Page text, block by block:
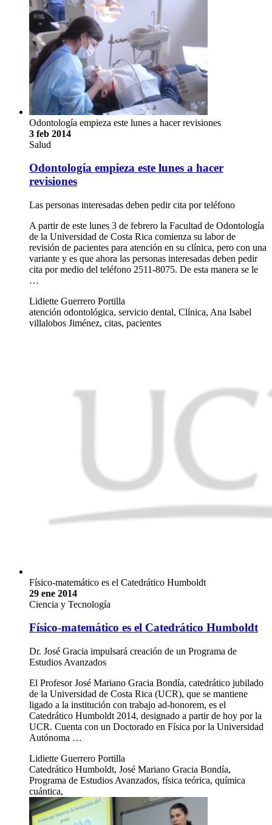
Odontología empieza este lunes a hacer revisiones
3 feb 2014
Salud
Odontología empieza este lunes a hacer
revisiones
Las personas interesadas deben pedir cita por teléfono
A partir de este lunes 3 de febrero la Facultad de Odontología
de la Universidad de Costa Rica comienza su labor de
revisión de pacientes para atención en su clínica, pero con una
variante y es que ahora las personas interesadas deben pedir
cita por medio del teléfono 2511-8075. De esta manera se le
…
Lidiette Guerrero Portilla
atención odontológica, servicio dental, Clínica, Ana Isabel
villalobos Jiménez, citas, pacientes
Físico-matemático es el Catedrático Humboldt
29 ene 2014
Ciencia y Tecnología
Físico-matemático es el Catedrático Humboldt
Dr. José Gracia impulsará creación de un Programa de
Estudios Avanzados
El Profesor José Mariano Gracia Bondía, catedrático jubilado
de la Universidad de Costa Rica (UCR), que se mantiene
ligado a la institución con trabajo ad-honorem, es el
Catedrático Humboldt 2014, designado a partir de hoy por la
UCR. Cuenta con un Doctorado en Física por la Universidad
Autónoma …
Lidiette Guerrero Portilla
Catedrático Humboldt, José Mariano Gracia Bondía,
Programa de Estudios Avanzados, física teórica, química
cuántica,